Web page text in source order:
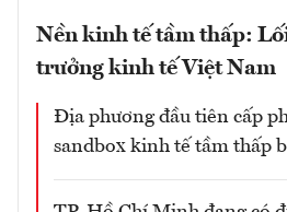
Nền kinh tế tầm thấp:
trưởng kinh tế Việt Nam
Địa phương đầu tiên cấp
sandbox kinh tế tầm thấp